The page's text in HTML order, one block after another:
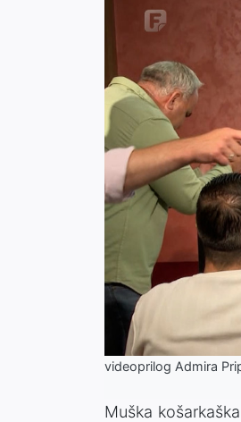
videoprilog Admira
Muška